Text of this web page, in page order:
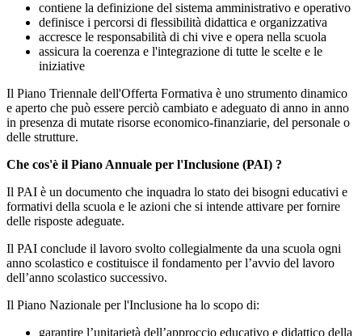
contiene la definizione del sistema amministrativo e operativo
definisce i percorsi di flessibilità didattica e organizzativa
accresce le responsabilità di chi vive e opera nella scuola
assicura la coerenza e l'integrazione di tutte le scelte e le
iniziative
Il Piano Triennale dell'Offerta Formativa è uno strumento dinamico
e aperto che può essere perciò cambiato e adeguato di anno in anno
in presenza di mutate risorse economico-finanziarie, del personale o
delle strutture.
Che cos'è il Piano Annuale per l'Inclusione (PAI) ?
Il PAI è un documento che inquadra lo stato dei bisogni educativi e
formativi della scuola e le azioni che si intende attivare per fornire
delle risposte adeguate.
Il PAI conclude il lavoro svolto collegialmente da una scuola ogni
anno scolastico e costituisce il fondamento per l’avvio del lavoro
dell’anno scolastico successivo.
Il Piano Nazionale per l'Inclusione ha lo scopo di:
garantire l’unitarietà dell’approccio educativo e didattico della